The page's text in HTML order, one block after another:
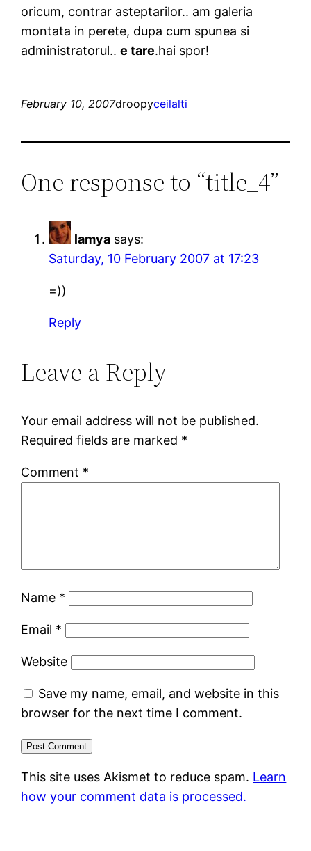
oricum, contrar asteptarilor.. am galeria
montata in perete, dupa cum spunea si
administratorul..e tare.hai spor!
February 10, 2007droopyceilalti
One response to “title_4”
lamya says:
Saturday, 10 February 2007 at 17:23
=))
Reply
Leave a Reply
Your email address will not be published.
Required fields are marked *
Comment *
Name *
Email *
Website
Save my name, email, and website in this
browser for the next time I comment.
This site uses Akismet to reduce spam. Learn
how your comment data is processed.